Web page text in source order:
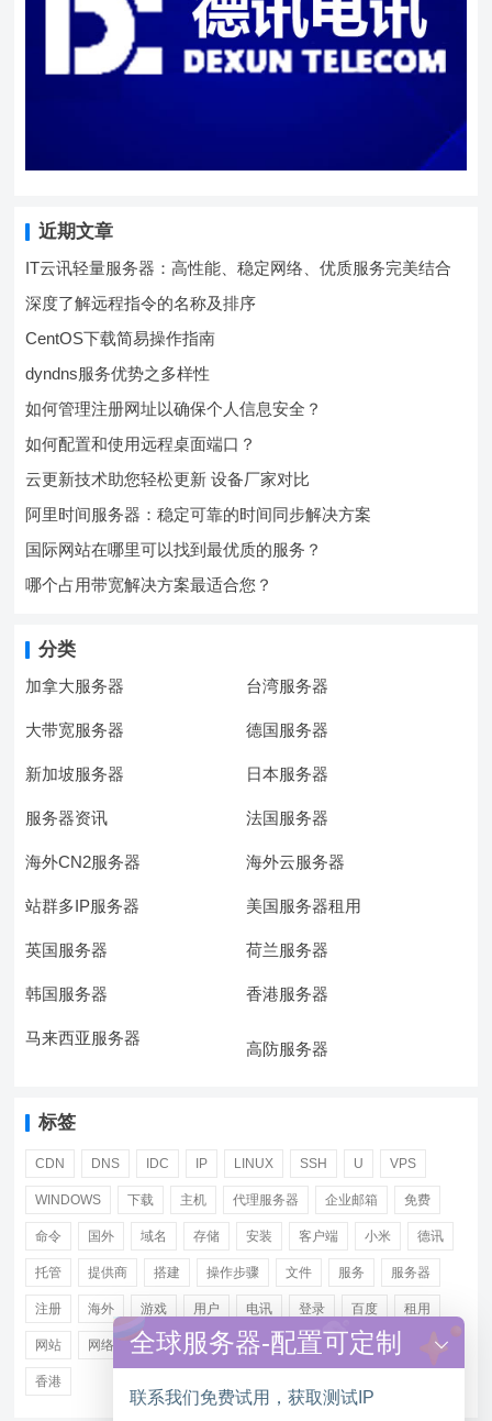
近期文章
IT云讯轻量服务器：高性能、稳定网络、优质服务完美结合
深度了解远程指令的名称及排序
CentOS下载简易操作指南
dyndns服务优势之多样性
如何管理注册网址以确保个人信息安全？
如何配置和使用远程桌面端口？
云更新技术助您轻松更新 设备厂家对比
阿里时间服务器：稳定可靠的时间同步解决方案
国际网站在哪里可以找到最优质的服务？
哪个占用带宽解决方案最适合您？
分类
加拿大服务器 台湾服务器
大带宽服务器 德国服务器
新加坡服务器 日本服务器
服务器资讯 法国服务器
海外CN2服务器 海外云服务器
站群多IP服务器 美国服务器租用
英国服务器 荷兰服务器
韩国服务器 香港服务器
马来西亚服务器
高防服务器
标签
CDN DNS IDC IP LINUX SSH U VPS
WINDOWS 下载 主机 代理服务器 企业邮箱 免费
命令 国外 域名 存储 安装 客户端 小米 德讯
托管 提供商 搭建 操作步骤 文件 服务 服务器
注册 海外 游戏 用户 电讯 登录 百度 租用
网站 网络 腾讯 虚拟主机 证书 配置 阿里
香港
全球服务器-配置可定制
联系我们免费试用，获取测试IP